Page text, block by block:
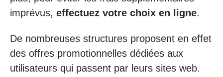
imprévus, effectuez votre choix en ligne.
De nombreuses structures proposent en effet
des offres promotionnelles dédiées aux
utilisateurs qui passent par leurs sites web.